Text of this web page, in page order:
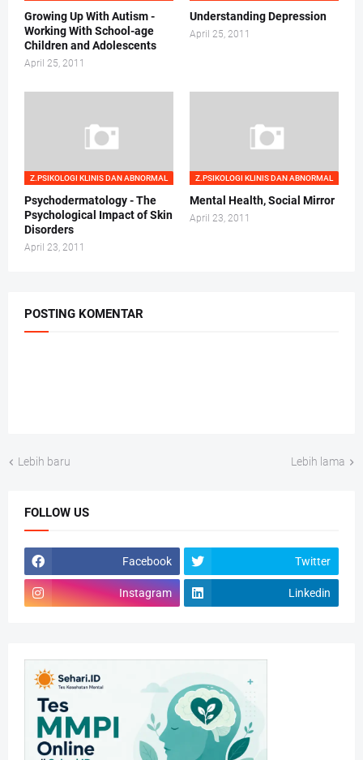
Growing Up With Autism -
Working With School-age
Children and Adolescents
April 25, 2011
Understanding Depression
April 25, 2011
Z.PSIKOLOGI KLINIS DAN ABNORMAL
Psychodermatology - The
Psychological Impact of Skin
Disorders
April 23, 2011
Z.PSIKOLOGI KLINIS DAN ABNORMAL
Mental Health, Social Mirror
April 23, 2011
POSTING KOMENTAR
Lebih baru Lebih lama
FOLLOW US
Facebook Twitter
Instagram Linkedin